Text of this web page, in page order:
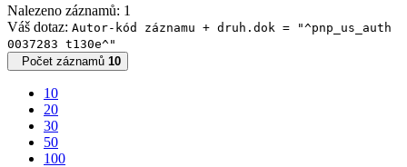
Nalezeno záznamů: 1
Váš dotaz: Autor-kód záznamu + druh.dok = "^pnp_us_auth
0037283 t130e^"
Počet záznamů 10
10
20
30
50
100